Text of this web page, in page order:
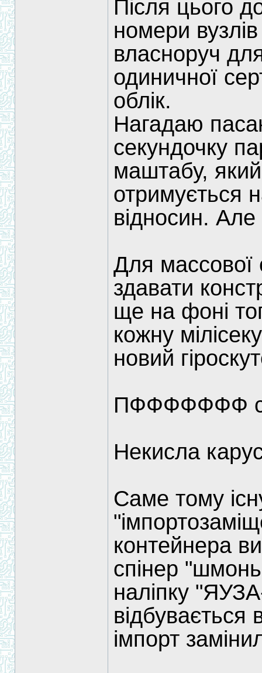
Після цього
номери
власноруч
одиничної
облік.
Нагадаю
секундочку
маштабу,
отримується
відносин. Але
Для массової
здавати
ще на фоні
кожну
новий
ПФФФФФФФ
Некисла
Саме тому
контейнера
спінер
наліпку
відбувається
імпорт